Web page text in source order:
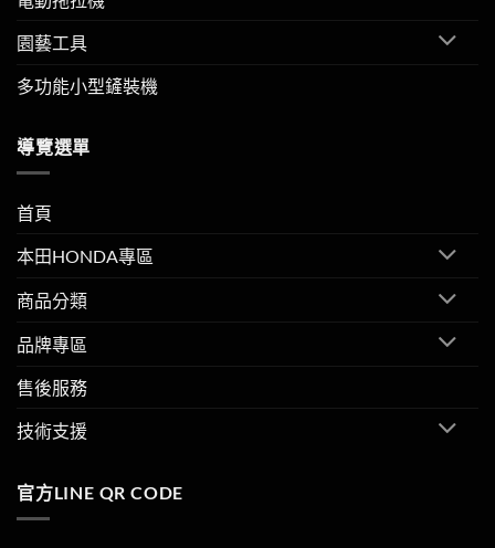
園藝工具
多功能小型鏟裝機
導覽選單
首頁
本田HONDA專區
商品分類
品牌專區
售後服務
技術支援
官方LINE QR CODE